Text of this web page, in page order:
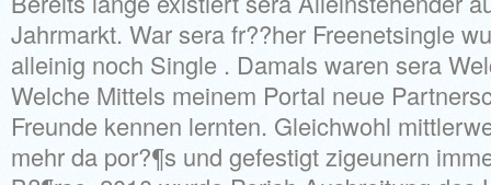
Jahrmarkt. War sera fr??her Freenetsingle
alleinig noch Single . Damals waren sera
Welche Mittels meinem Portal neue
Freunde kennen lernten. Gleichwohl
mehr da por?¶s und gefestigt zigeunern